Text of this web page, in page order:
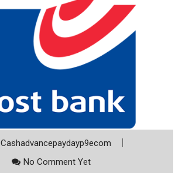
Cashadvancepaydayp9ecom
No Comment Yet